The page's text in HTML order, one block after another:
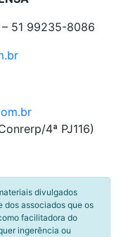
51 99235-8086
4ª PJ116)
divulgados
dos associados que os
facilitadora do
ingerência ou